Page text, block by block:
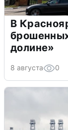
В
долине»
8 августа 0